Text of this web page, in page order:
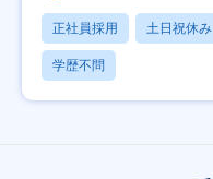
正社員採用 土日祝休み
学歴不問